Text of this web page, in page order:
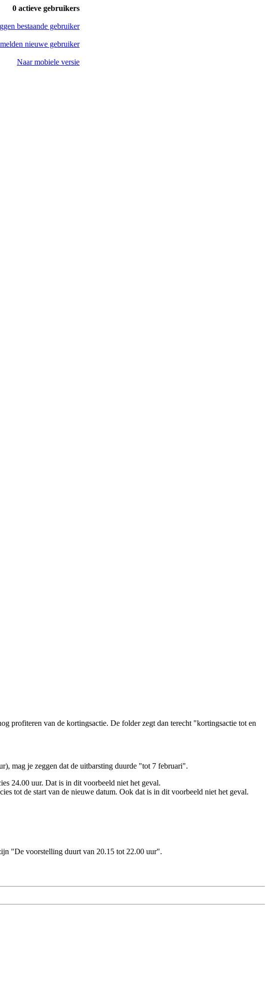
0 actieve gebruikers
bestaande gebruiker
nieuwe gebruiker
Naar mobiele versie
profiteren van de kortingsactie. De folder zegt dan terecht "kortingsactie tot en
mag je zeggen dat de uitbarsting duurde "tot 7 februari".
24.00 uur. Dat is in dit voorbeeld niet het geval.
tot de start van de nieuwe datum. Ook dat is in dit voorbeeld niet het geval.
"De voorstelling duurt van 20.15 tot 22.00 uur".